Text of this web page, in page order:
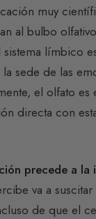
muy
al bulbo
límbico
la sede de las
el olfato es
directa con
precede a la
va a
de que el